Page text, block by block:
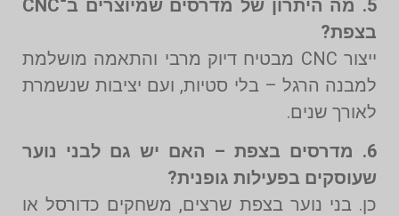
5. מה היתרון של מדרסים שמיוצרים ב־CNC
בצפת?
ייצור CNC מבטיח דיוק מרבי והתאמה מושלמת
למבנה הרגל – בלי סטיות, ועם יציבות שנשמרת
לאורך שנים.
6. מדרסים בצפת – האם יש גם לבני נוער
שעוסקים בפעילות גופנית?
כן. בני נוער בצפת שרצים, משחקים כדורסל או